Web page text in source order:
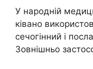
У народній
ківано
сечогінний і
Зовнішньо